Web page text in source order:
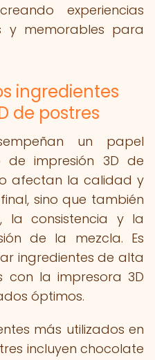
experiencias
y memorables para
ingredientes
de postres
un papel
impresión 3D de
afectan la calidad y
sino que también
la consistencia y la
de la mezcla. Es
ingredientes de alta
con la impresora 3D
óptimos.
más utilizados en
incluyen chocolate